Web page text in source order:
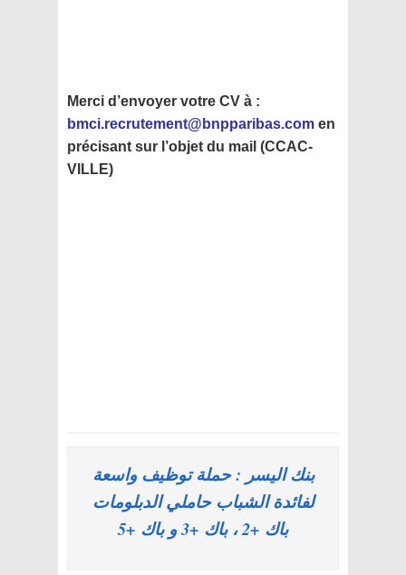
Merci d’envoyer votre CV à :
bmci.recrutement@bnpparibas.com en
précisant sur l’objet du mail (CCAC-
VILLE)
بنك اليسر : حملة توظيف واسعة
لفائدة الشباب حاملي الدبلومات
باك +2 ، باك +3 و باك +5